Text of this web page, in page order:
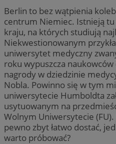
Berlin to bez wątpienia
centrum Niemiec. Istnieją
kraju, na których studiują
Niekwestionowanym
uniwersytet medyczny
roku wypuszcza naukowców
nagrody w dziedzinie
Nobla. Powinno się w tym
uniwersytecie Humboldta
usytuowanym na
Wolnym Uniwersytecie
pewno zbyt łatwo dostać,
warto próbować?